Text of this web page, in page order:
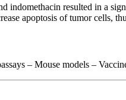
resulted in a
apoptosis of tumor cells,
– Mouse models –